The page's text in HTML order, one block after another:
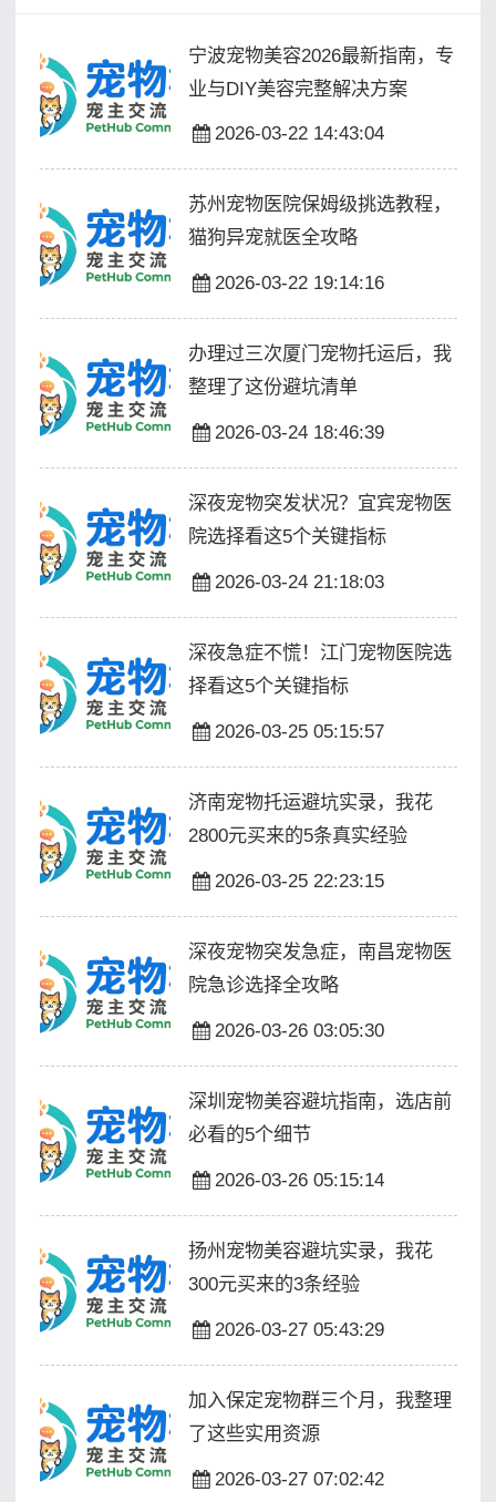
宁波宠物美容2026最新指南，专
业与DIY美容完整解决方案
2026-03-22 14:43:04
苏州宠物医院保姆级挑选教程，
猫狗异宠就医全攻略
2026-03-22 19:14:16
办理过三次厦门宠物托运后，我
整理了这份避坑清单
2026-03-24 18:46:39
深夜宠物突发状况？宜宾宠物医
院选择看这5个关键指标
2026-03-24 21:18:03
深夜急症不慌！江门宠物医院选
择看这5个关键指标
2026-03-25 05:15:57
济南宠物托运避坑实录，我花
2800元买来的5条真实经验
2026-03-25 22:23:15
深夜宠物突发急症，南昌宠物医
院急诊选择全攻略
2026-03-26 03:05:30
深圳宠物美容避坑指南，选店前
必看的5个细节
2026-03-26 05:15:14
扬州宠物美容避坑实录，我花
300元买来的3条经验
2026-03-27 05:43:29
加入保定宠物群三个月，我整理
了这些实用资源
2026-03-27 07:02:42